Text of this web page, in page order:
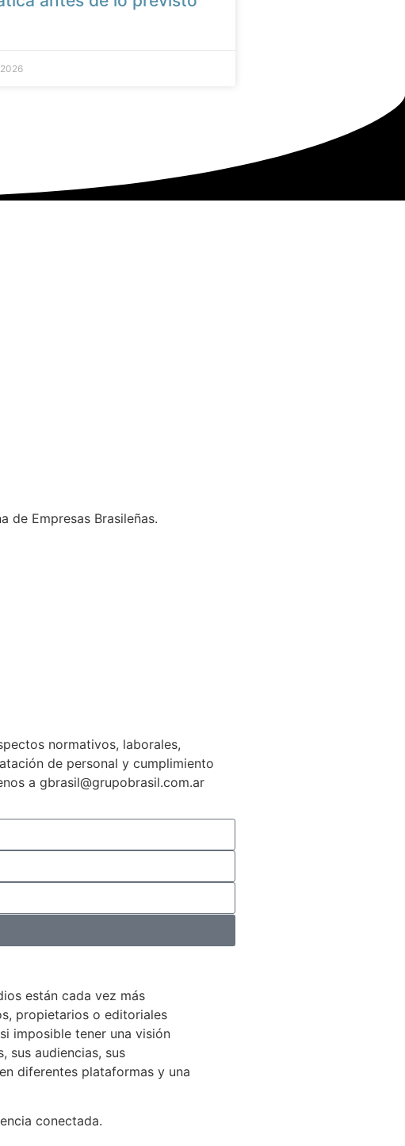
Empresas Brasileñas.
normativos, laborales,
de personal y cumplimiento
a gbrasil@grupobrasil.com.ar
están cada vez más
propietarios o editoriales
imposible tener una visión
sus audiencias, sus
diferentes plataformas y una
conectada.